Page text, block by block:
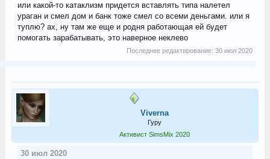
или какой-то катаклизм придется вставлять типа налетел
ураган и смел дом и банк тоже смел со всеми деньгами. или я
туплю? ах, ну там же еще и родня работающая ей будет
помогать зарабатывать, это наверное неклево
Последнее редактирование:30 июл 2020
Viverna
Гуру
Активист SimsMix 2020
30 июл 2020